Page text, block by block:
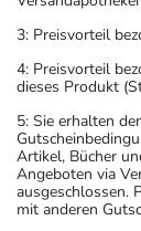
3: Preisvorteil
4: Preisvorteil
dieses Produkt
5: Sie erhalten
Artikel, Bücher
Angeboten via
ausgeschlossen.
mit anderen